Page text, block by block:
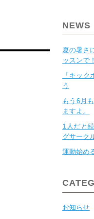
NEWS
夏の暑さ
ッスンで！
「キッ
う
もう6月
ますよ。
1人だと
グサーク
運動始め
お知らせ